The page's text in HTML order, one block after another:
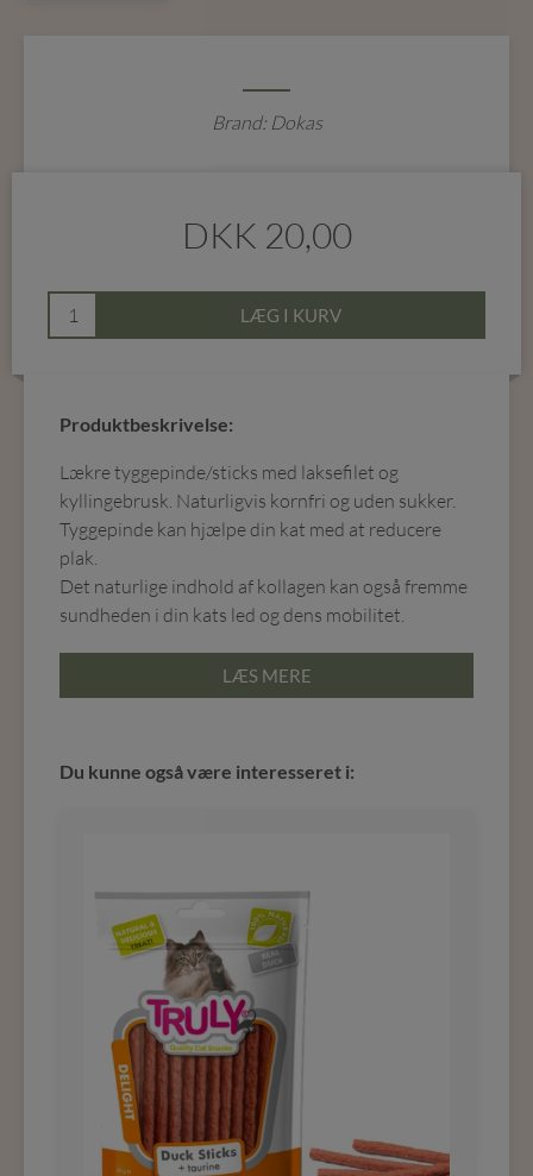
Brand: Dokas
DKK 20,00
LÆG I KURV
Produktbeskrivelse:
Lækre tyggepinde/sticks med laksefilet og
kyllingebrusk. Naturligvis kornfri og uden sukker.
Tyggepinde kan hjælpe din kat med at reducere
plak.
Det naturlige indhold af kollagen kan også fremme
sundheden i din kats led og dens mobilitet.
LÆS MERE
Du kunne også være interesseret i: